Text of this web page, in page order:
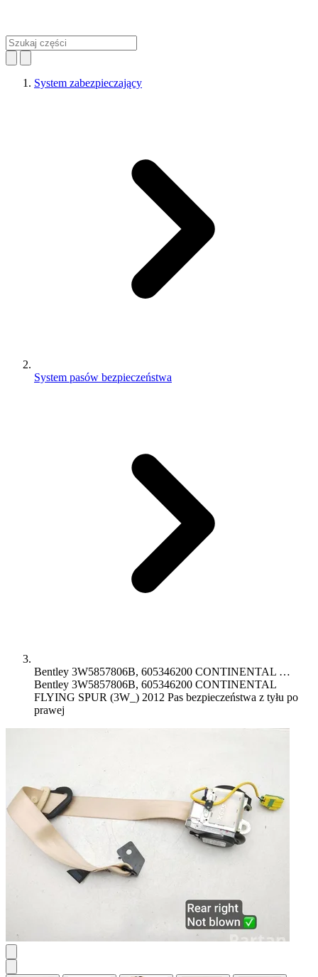
System zabezpieczający
System pasów bezpieczeństwa
Bentley 3W5857806B, 605346200 CONTINENTAL …
Bentley 3W5857806B, 605346200 CONTINENTAL
FLYING SPUR (3W_) 2012 Pas bezpieczeństwa z tyłu po
prawej